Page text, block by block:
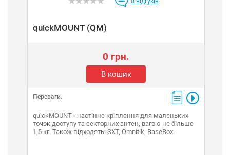
quickMOUNT (QM)
0 грн.
В кошик
Переваги:
quickMOUNT - настінне кріплення для маленьких
точок доступу та секторних антен, вагою не більше
1,5 кг. Також підходять: SXT, Omnitik, BaseBox